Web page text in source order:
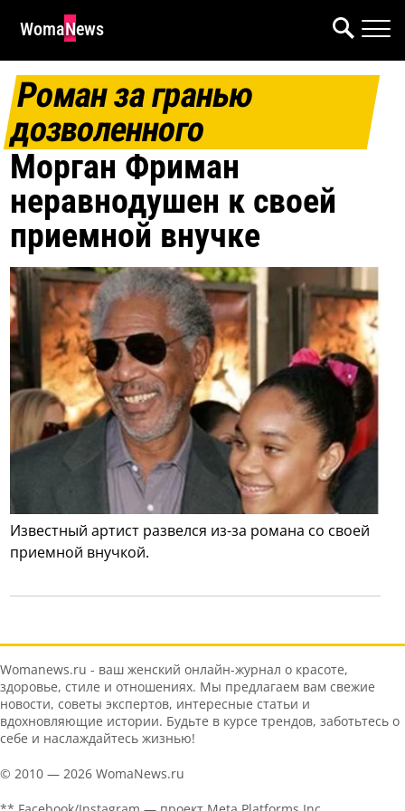
WomaNews
Роман за гранью
дозволенного
Морган Фриман
неравнодушен к своей
приемной внучке
Известный артист развелся из-за романа со своей
приемной внучкой.
Womanews.ru - ваш женский онлайн-журнал о красоте,
здоровье, стиле и отношениях. Мы предлагаем вам свежие
новости, советы экспертов, интересные статьи и
вдохновляющие истории. Будьте в курсе трендов, заботьтесь о
себе и наслаждайтесь жизнью!
© 2010 — 2026 WomaNews.ru